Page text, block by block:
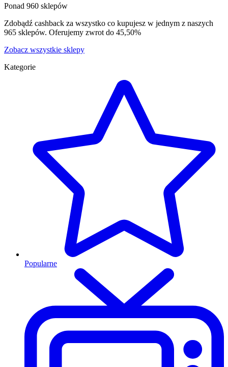
Ponad 960 sklepów
Zdobądź cashback za wszystko co kupujesz w jednym z naszych
965 sklepów. Oferujemy zwrot do 45,50%
Zobacz wszystkie sklepy
Kategorie
Popularne